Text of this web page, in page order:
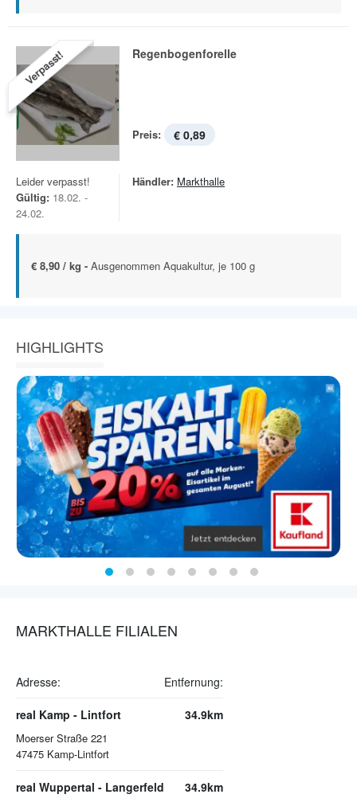
Verpasst! Regenbogenforelle
Preis: € 0,89
Leider verpasst!
Gültig: 18.02. -
24.02.
Händler: Markthalle
€ 8,90 / kg - Ausgenommen Aquakultur, je 100 g
HIGHLIGHTS
MARKTHALLE FILIALEN
Adresse: Entfernung:
real Kamp - Lintfort
Moerser Straße 221
47475 Kamp-Lintfort
34.9km
real Wuppertal - Langerfeld 34.9km